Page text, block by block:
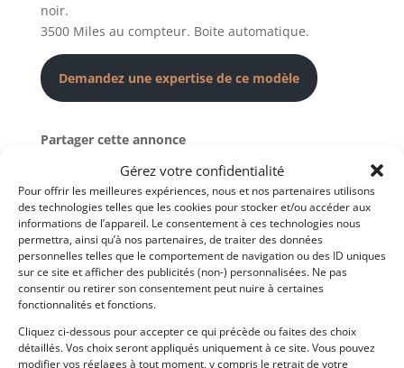
Gérez votre confidentialité
Pour offrir les meilleures expériences, nous et nos partenaires utilisons
des technologies telles que les cookies pour stocker et/ou accéder aux
informations de l’appareil. Le consentement à ces technologies nous
permettra, ainsi qu’à nos partenaires, de traiter des données
personnelles telles que le comportement de navigation ou des ID uniques
sur ce site et afficher des publicités (non-) personnalisées. Ne pas
consentir ou retirer son consentement peut nuire à certaines
fonctionnalités et fonctions.
Cliquez ci-dessous pour accepter ce qui précède ou faites des choix
détaillés. Vos choix seront appliqués uniquement à ce site. Vous pouvez
modifier vos réglages à tout moment, y compris le retrait de votre
noir.
3500 Miles au compteur. Boite automatique.
Demandez une expertise de ce modèle
Partager cette annonce
Voir les 224 annonces de
Publié: 30 mai 2017 (il y a 9 ans)